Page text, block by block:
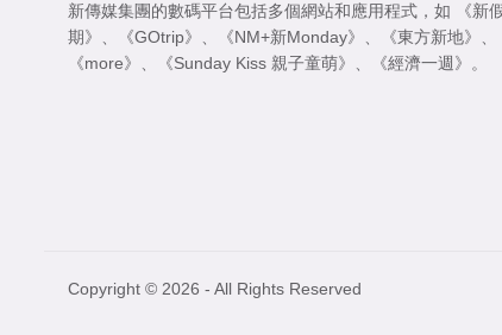
新傳媒集團的數碼平台包括多個網站和應用程式，如
《新
期》 、 《GOtrip》 、 《NM+新Monday》 、 《東方新地》 、
《more》 、 《Sunday Kiss 親子童萌》 、 《經濟一週》 。
Copyright © 2026 - All Rights Reserved